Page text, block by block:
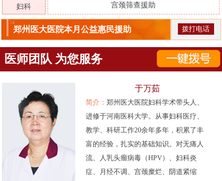
妇科 宫颈筛查援助
郑州医大医院本月公益惠民援助 拨打电话
医师团队 为您服务
于万茹
简介： 郑州医大医院妇科学术带头人、
进修于河南医科大学。从事妇科医疗、
教学、科研工作20余年多年，积累了丰
富的经验，扎实的基础知识。对无痛人
流、人乳头瘤病毒（HPV）、妇科炎
症、月经不调、宫颈糜烂、阴道紧缩